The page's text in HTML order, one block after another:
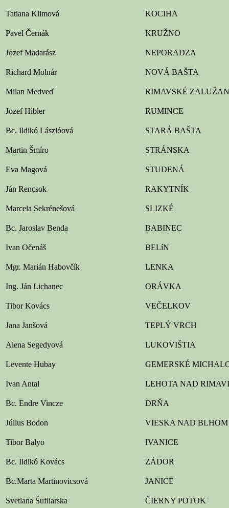
Tatiana Klimová KOCIHA
Pavel Černák KRUŽNO
Jozef Madarász NEPORADZA
Richard Molnár NOVÁ BAŠTA
Milan Medveď RIMAVSKÉ
Jozef Hibler RUMINCE
Bc. Ildikó Lászlóová STARÁ BAŠTA
Martin Šmíro STRÁNSKA
Eva Magová STUDENÁ
Ján Rencsok RAKYTNÍK
Marcela Sekrénešová SLIZKÉ
Bc. Jaroslav Benda BABINEC
Ivan Očenáš BELíN
Mgr. Marián Habovčík LENKA
Ing. Ján Lichanec ORÁVKA
Tibor Kovács VEČELKOV
Jana Janšová TEPLÝ VRCH
Alena Segedyová LUKOVIŠTIA
Levente Hubay GEMERSKÉ
Ivan Antal LEHOTA NAD
Bc. Endre Vincze DRŇA
Július Bodon VIESKA NAD BLHOM
Tibor Balyo IVANICE
Bc. Ildikó Kovács ZÁDOR
Bc.Marta Martinovicsová JANICE
Svetlana Šufliarska ČIERNY POTOK